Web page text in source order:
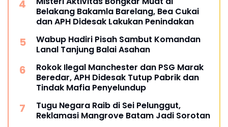
Belakang Bakamla Barelang, Bea Cukai
dan APH Didesak Lakukan Penindakan
Wabup Hadiri Pisah Sambut Komandan
Lanal Tanjung Balai Asahan
Rokok Ilegal Manchester dan PSG Marak
Beredar, APH Didesak Tutup Pabrik dan
Tindak Mafia Penyelundup
Tugu Negara Raib di Sei Pelunggut,
Reklamasi Mangrove Batam Jadi Sorotan